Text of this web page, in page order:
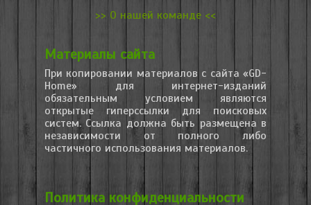
>> О нашей команде <<
Материалы сайта
При копировании материалов с сайта «GD-
Home» для интернет-изданий
обязательным условием являются
открытые гиперссылки для поисковых
систем. Ссылка должна быть размещена в
независимости от полного либо
частичного использования материалов.
Политика конфиденциальности